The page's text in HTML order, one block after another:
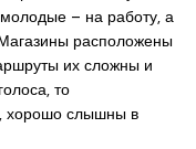
– на работу, а
расположены
их сложны и
то
хорошо слышны в